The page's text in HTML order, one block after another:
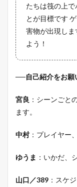
たちは筏の上
とが目標です
害物が出現しま
よう！
──自己紹介をお願
宮良 ：シーンごと
ます。
中村：プレイヤー
ゆうま ：いかだ、
山口／389 ：スケ